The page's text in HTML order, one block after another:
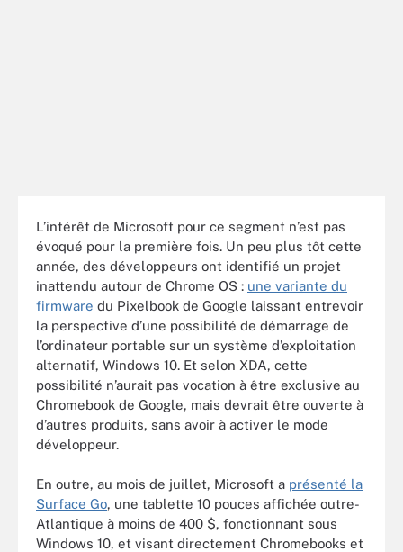
L’intérêt de Microsoft pour ce segment n’est pas
évoqué pour la première fois. Un peu plus tôt cette
année, des développeurs ont identifié un projet
inattendu autour de Chrome OS : une variante du
firmware du Pixelbook de Google laissant entrevoir
la perspective d’une possibilité de démarrage de
l’ordinateur portable sur un système d’exploitation
alternatif, Windows 10. Et selon XDA, cette
possibilité n’aurait pas vocation à être exclusive au
Chromebook de Google, mais devrait être ouverte à
d’autres produits, sans avoir à activer le mode
développeur.
En outre, au mois de juillet, Microsoft a présenté la
Surface Go, une tablette 10 pouces affichée outre-
Atlantique à moins de 400 $, fonctionnant sous
Windows 10, et visant directement Chromebooks et